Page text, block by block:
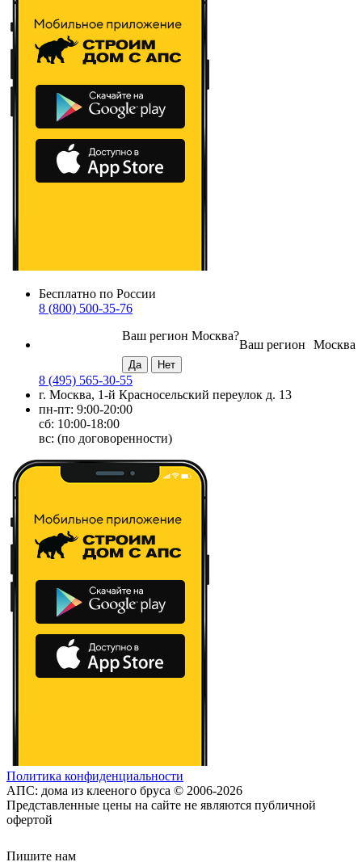
Бесплатно по России
8 (800) 500-35-76
Москва
Ваш регион
Ваш регион Москва?
8 (495) 565-30-55
г. Москва, 1-й Красносельский переулок д. 13
пн-пт: 9:00-20:00
сб: 10:00-18:00
вс: (по договоренности)
Политика конфиденциальности
АПС: дома из клееного бруса © 2006-2026
Представленные цены на сайте не являются публичной
офертой
Пишите нам